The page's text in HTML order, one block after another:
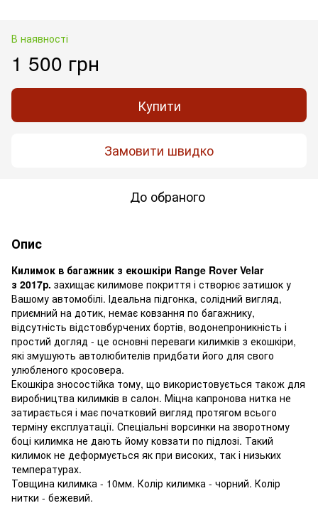
В наявності
1 500 грн
Купити
Замовити швидко
До обраного
Опис
Килимок в багажник з екошкіри Range Rover Velar
з 2017р. захищає килимове покриття і створює затишок у
Вашому автомобілі. Ідеальна підгонка, солідний вигляд,
приємний на дотик, немає ковзання по багажнику,
відсутність відстовбурчених бортів, водонепроникність і
простий догляд - це основні переваги килимків з екошкіри,
які змушують автолюбителів придбати його для свого
улюбленого кросовера.
Екошкіра зносостійка тому, що використовується також для
виробництва килимків в салон. Міцна капронова нитка не
затирається і має початковий вигляд протягом всього
терміну експлуатації. Спеціальні ворсинки на зворотному
боці килимка не дають йому ковзати по підлозі. Такий
килимок не деформується як при високих, так і низьких
температурах.
Товщина килимка - 10мм. Колір килимка - чорний. Колір
нитки - бежевий.